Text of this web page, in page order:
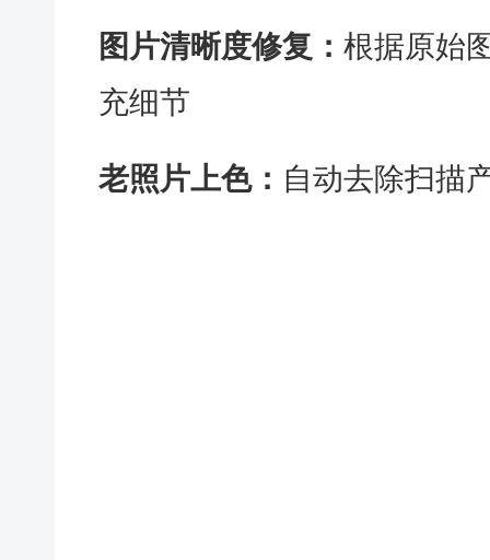
图片清晰度修复： 根据原始
充细节
老照片上色： 自动去除扫描